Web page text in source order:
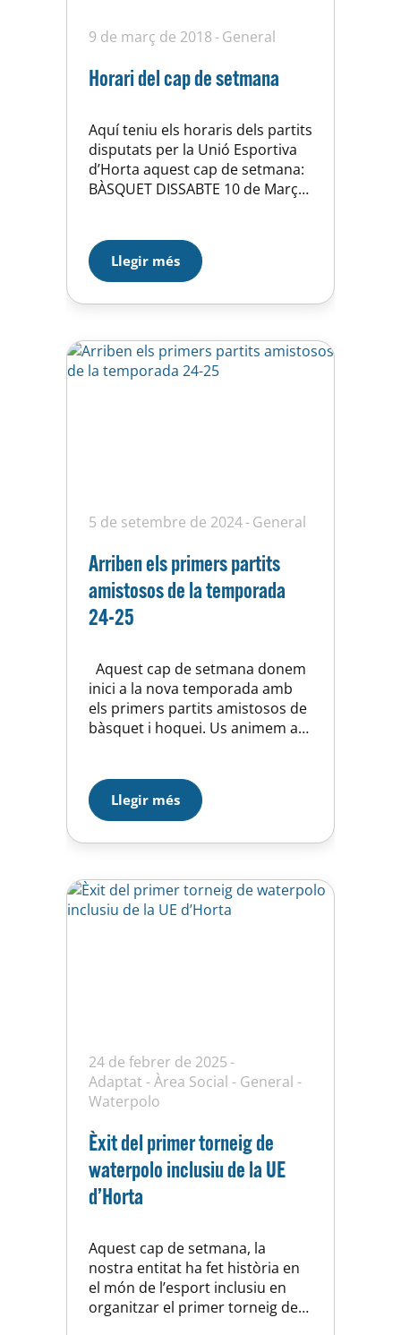
9 de març de 2018 General
Horari del cap de setmana
Aquí teniu els horaris dels partits
disputats per la Unió Esportiva
d’Horta aquest cap de setmana:
BÀSQUET DISSABTE 10 de Març
SOTS-21 Masc. – RECANVIS
GHAUDI CB. MOLLET 19:30
SENIOR Fem. – AUTOCORB C.B.C.
HOQUEI DISSABTE 10 de Març
15:00…
Llegir més
5 de setembre de 2024 General
Arriben els primers partits
amistosos de la temporada
24-25
Aquest cap de setmana donem
inici a la nova temporada amb
els primers partits amistosos de
bàsquet i hoquei. Us animem a
en un ambient familiar i
competitiu. Aquí teniu tota la
informació dels enfrontaments:
BÀSQUET Dissabte 07/09/2024
Llegir més
24 de febrer de 2025
Adaptat -Àrea Social - General -
Waterpolo
Èxit del primer torneig de
waterpolo inclusiu de la UE
d’Horta
Aquest cap de setmana, la
nostra entitat ha fet història en
el món de l’esport inclusiu en
organitzar el primer torneig de